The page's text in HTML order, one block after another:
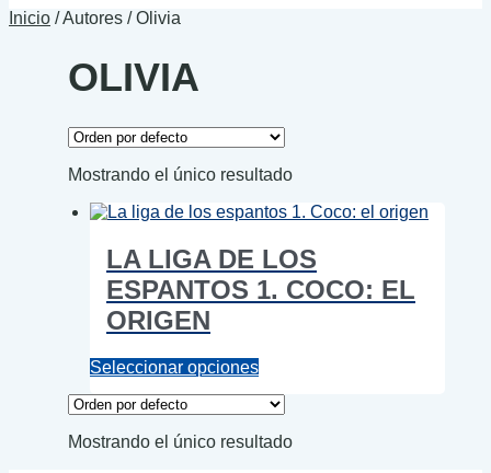
Inicio /Autores /Olivia
OLIVIA
Mostrando el único resultado
LA LIGA DE LOS
ESPANTOS 1. COCO: EL
ORIGEN
Seleccionar opcionesEste
tiene
variantes.
Mostrando el único resultado